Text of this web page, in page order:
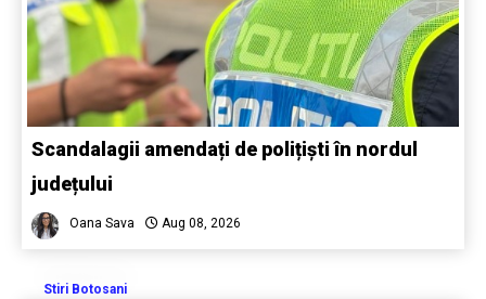
Scandalagii amendați de polițiști în nordul
județului
Oana Sava Aug 08, 2026
Stiri Botosani